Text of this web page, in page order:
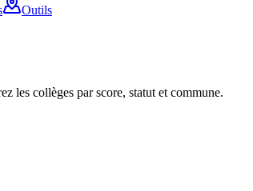
Outils
les collèges par score, statut et commune.